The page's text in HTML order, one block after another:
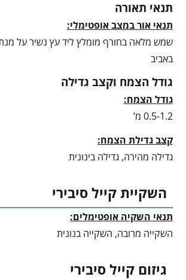
תנאי תאורה
תנאי אור במצב אופטימלי:
שמש מלאה בחורף מומלץ ליד עץ נשיר על
באביב
גודל הצמח וקצב גדילה
גודל הצמח:
0.5-1.2 מ’
קצב גדילת הצמח:
גדילה מהירה, גדילה בינונית
השקיית קייל סיבירי
תנאי השקיה אופטימלים:
השקייה מרובה, השקייה בנונית
גיזום קייל סיבירי